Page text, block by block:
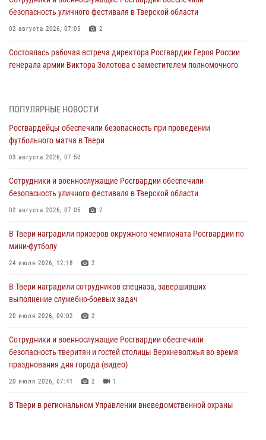
безопасность уличного фестиваля в Тверской области
02 августа 2026, 07:05 2
Состоялась рабочая встреча директора Росгвардии Героя России
генерала армии Виктора Золотова с заместителем полномочного
31 июля 2026, 05:42 4
Росгвардейцы в Твери приняли участие в молебне, посвященном
Дню Крещения Руси
28 июля 2026, 11:30
Сотрудники вневедомственной охраны совершили 250 выездов и
пресекли 20 правонарушений за неделю в Тверской области
27 июля 2026, 08:29
В Твери наградили призеров окружного чемпионата Росгвардии по
мини-футболу
24 июля 2026, 12:18 2
Росгвардейцы оказали помощь водителю на дороге в городе Кашин
22 июля 2026, 08:35
ПОПУЛЯРНЫЕ НОВОСТИ
Росгвардейцы обеспечили безопасность при проведении
футбольного матча в Твери
03 августа 2026, 07:50
Сотрудники и военнослужащие Росгвардии обеспечили
безопасность уличного фестиваля в Тверской области
02 августа 2026, 07:05 2
В Твери наградили призеров окружного чемпионата Росгвардии по
мини-футболу
24 июля 2026, 12:18 2
В Твери наградили сотрудников спецназа, завершивших
выполнение служебно-боевых задач
20 июля 2026, 09:02 2
Сотрудники и военнослужащие Росгвардии обеспечили
безопасность тверитян и гостей столицы Верхневолжья во время
празднования дня города (видео)
20 июля 2026, 07:41 2 1
В Твери в региональном Управлении вневедомственной охраны